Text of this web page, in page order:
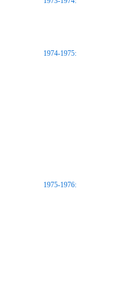
1974-1975:
1975-1976: